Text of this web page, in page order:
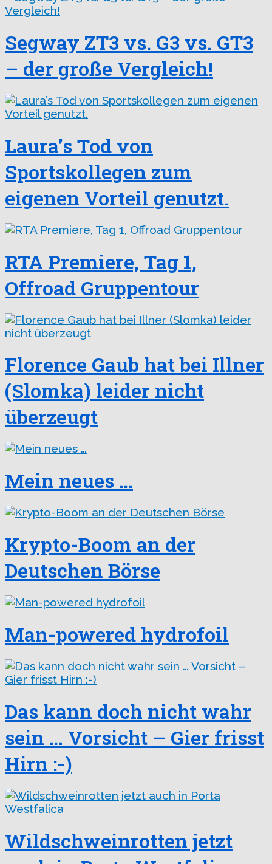
Segway ZT3 vs. G3 vs. GT3
– der große Vergleich!
Laura’s Tod von
Sportskollegen zum
eigenen Vorteil genutzt.
RTA Premiere, Tag 1,
Offroad Gruppentour
Florence Gaub hat bei Illner
(Slomka) leider nicht
überzeugt
Mein neues …
Krypto-Boom an der
Deutschen Börse
Man-powered hydrofoil
Das kann doch nicht wahr
sein … Vorsicht – Gier frisst
Hirn :-)
Wildschweinrotten jetzt